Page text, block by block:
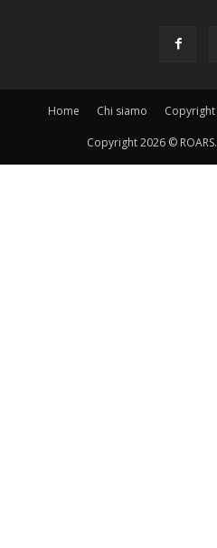
Home Chi siamo Copyright
Copyright 2026 ©